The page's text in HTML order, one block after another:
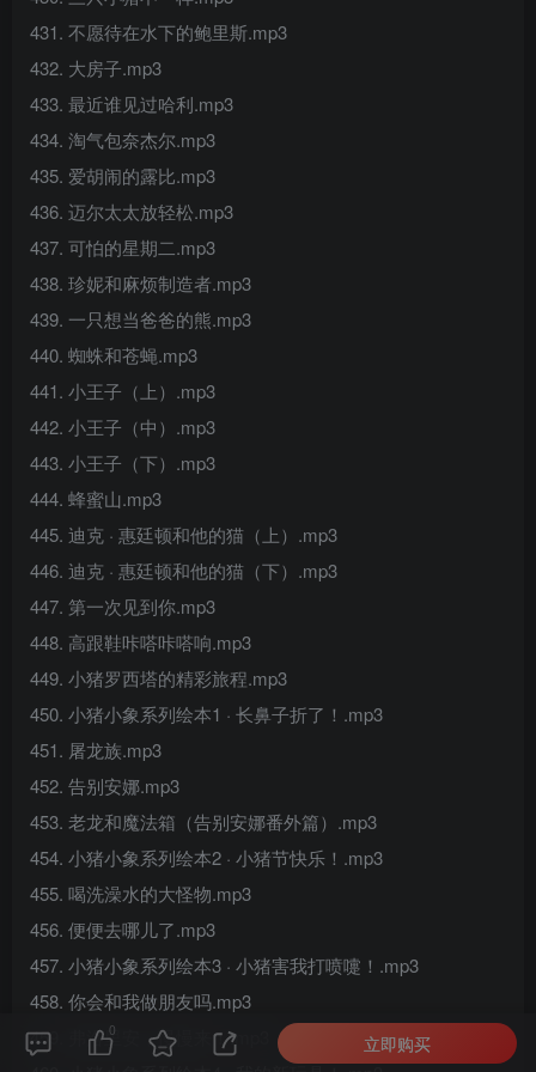
431. 不愿待在水下的鲍里斯.mp3
432. 大房子.mp3
433. 最近谁见过哈利.mp3
434. 淘气包奈杰尔.mp3
435. 爱胡闹的露比.mp3
436. 迈尔太太放轻松.mp3
437. 可怕的星期二.mp3
438. 珍妮和麻烦制造者.mp3
439. 一只想当爸爸的熊.mp3
440. 蜘蛛和苍蝇.mp3
441. 小王子（上）.mp3
442. 小王子（中）.mp3
443. 小王子（下）.mp3
444. 蜂蜜山.mp3
445. 迪克 · 惠廷顿和他的猫（上）.mp3
446. 迪克 · 惠廷顿和他的猫（下）.mp3
447. 第一次见到你.mp3
448. 高跟鞋咔嗒咔嗒响.mp3
449. 小猪罗西塔的精彩旅程.mp3
450. 小猪小象系列绘本1 · 长鼻子折了！.mp3
451. 屠龙族.mp3
452. 告别安娜.mp3
453. 老龙和魔法箱（告别安娜番外篇）.mp3
454. 小猪小象系列绘本2 · 小猪节快乐！.mp3
455. 喝洗澡水的大怪物.mp3
456. 便便去哪儿了.mp3
457. 小猪小象系列绘本3 · 小猪害我打喷嚏！.mp3
458. 你会和我做朋友吗.mp3
459. 弗洛里安，慢慢来！.mp3
0
立即购买